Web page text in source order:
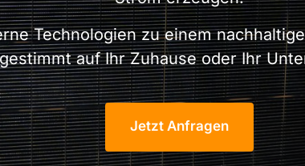
Technologien zu einem
auf Ihr Zuhause oder Ihr
Jetzt Anfragen